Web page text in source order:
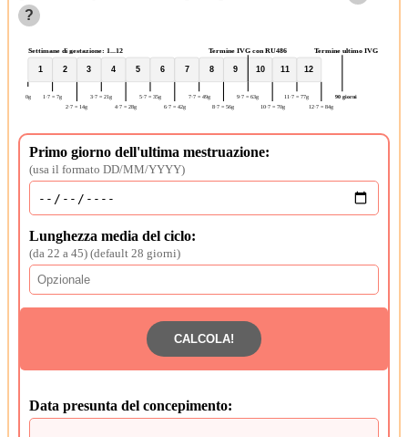
?
Settimane di gestazione: 1...12
1
0g
2
1·7 = 7g
3
2·7 = 14g
4
3·7 = 21g
5
4·7 = 28g
6
5·7 = 35g
7
6·7 = 42g
8
7·7 = 49g
9
8·7 = 56g
10
9·7 = 63g
11
10·7 = 70g
12
11·7 = 77g
12·7 = 84g
Termine ultimo IVG
90 giorni
Termine IVG con RU486
Primo giorno dell'ultima mestruazione:
(usa il formato DD/MM/YYYY)
Lunghezza media del ciclo:
(da 22 a 45) (default 28 giorni)
Data presunta del concepimento: